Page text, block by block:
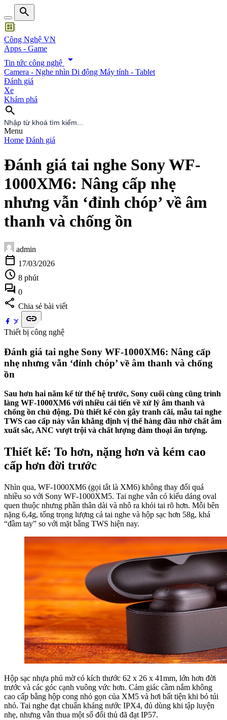
search
developer_board
Công Nghệ VN
Apps - Game
Tin tức công nghệ
arrow_drop_down
Camera - Nghe nhìn Di động Máy tính - Tablet
Đánh giá
Xe
Khám phá
search
search
Menu
Home Đánh giá
Đánh giá tai nghe Sony WF-
1000XM6: Nâng cấp nhẹ
nhưng vẫn ‘đỉnh chóp’ về âm
thanh và chống ồn
admin
calendar_today 17/03/2026
schedule 8 phút
forum 0
share Chia sẻ bài viết
link
Thiết bị công nghệ
Đánh giá tai nghe Sony WF-1000XM6: Nâng cấp
nhẹ nhưng vẫn ‘đỉnh chóp’ về âm thanh và chống
ồn
Sau hơn hai năm kể từ thế hệ trước, Sony cuối cùng cũng trình
làng WF-1000XM6 với nhiều cải tiến về xử lý âm thanh và
chống ồn chủ động. Dù thiết kế còn gây tranh cãi, mẫu tai nghe
TWS cao cấp này vẫn khẳng định vị thế hàng đầu nhờ chất âm
xuất sắc, ANC vượt trội và chất lượng đàm thoại ấn tượng.
Thiết kế: To hơn, nặng hơn và kém cao
cấp hơn đời trước
Nhìn qua, WF-1000XM6 (gọi tắt là XM6) không thay đổi quá
nhiều so với Sony WF-1000XM5. Tai nghe vẫn có kiểu dáng oval
quen thuộc nhưng phần thân dài và nhô ra khỏi tai rõ hơn. Mỗi bên
nặng 6,4g, tổng trọng lượng cả tai nghe và hộp sạc hơn 58g, khá
“đầm tay” so với mặt bằng TWS hiện nay.
Hộp sạc nhựa phủ mờ có kích thước 62 x 26 x 41mm, lớn hơn đời
trước và các góc cạnh vuông vức hơn. Cảm giác cầm nắm không
cao cấp bằng hộp cong nhỏ gọn của XM5 và hơi bất tiện khi bỏ túi
nhỏ. Tai nghe đạt chuẩn kháng nước IPX4, đủ dùng khi tập luyện
nhẹ, nhưng vẫn thua một số đối thủ đã đạt IP57.